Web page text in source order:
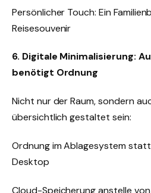
Persönlicher Touch: Ein
Reisesouvenir
6. Digitale Minimalisierung:
benötigt Ordnung
Nicht nur der Raum, sondern
übersichtlich gestaltet sein:
Ordnung im Ablagesystem
Desktop
Cloud-Speicherung anstelle